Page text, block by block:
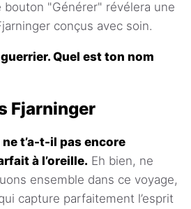
bouton "Générer" révélera une
conçus avec soin.
Quel est ton nom
Fjarninger
t’a-t-il pas encore
à l’oreille. Eh bien, ne
ensemble dans ce voyage,
capture parfaitement l’esprit